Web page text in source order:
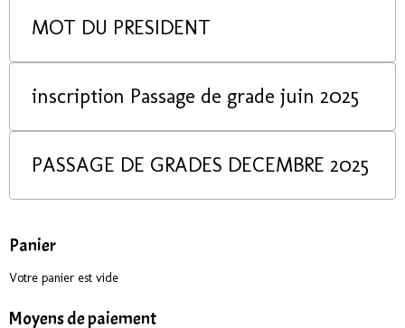
MOT DU PRESIDENT
inscription Passage de grade juin 2025
PASSAGE DE GRADES DECEMBRE 2025
Panier
Votre panier est vide
Moyens de paiement